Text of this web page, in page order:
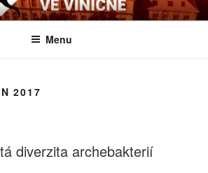
ČTVRTKY VE
o evoluci a obecnější biologická témata
Menu
2017
diverzita archebakterií